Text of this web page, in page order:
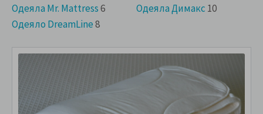
Одеяла Mr. Mattress6
Одеяло DreamLine8
Одеяла Димакс 10